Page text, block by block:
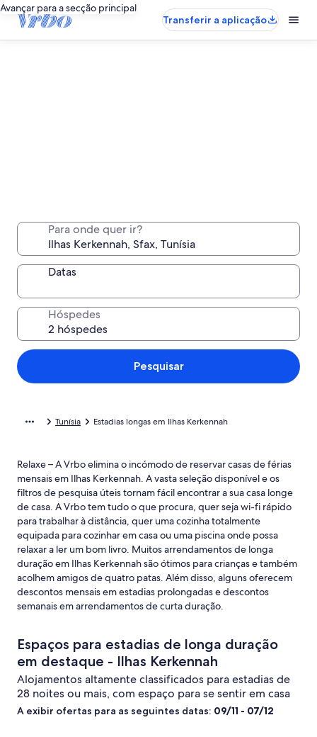
Avançar para a secção principal
Transferir a aplicação
Kerkennah
Fique uma semana, um mês ou mais num local
confortável só para si
Para onde quer ir?
Datas
Hóspedes
Pesquisar
Tunísia Estadias longas em Ilhas Kerkennah
Relaxe – A Vrbo elimina o incómodo de reservar casas de férias
mensais em Ilhas Kerkennah. A vasta seleção disponível e os
filtros de pesquisa úteis tornam fácil encontrar a sua casa longe
de casa. A Vrbo tem tudo o que procura, quer seja wi-fi rápido
para trabalhar à distância, quer uma cozinha totalmente
equipada para cozinhar em casa ou uma piscina onde possa
relaxar a ler um bom livro. Muitos arrendamentos de longa
duração em Ilhas Kerkennah são ótimos para crianças e também
acolhem amigos de quatro patas. Além disso, alguns oferecem
descontos mensais em estadias prolongadas e descontos
semanais em arrendamentos de curta duração.
Espaços para estadias de longa duração
em destaque - Ilhas Kerkennah
Alojamentos altamente classificados para estadias de
28 noites ou mais, com espaço para se sentir em casa
A exibir ofertas para as seguintes datas: 09/11 - 07/12